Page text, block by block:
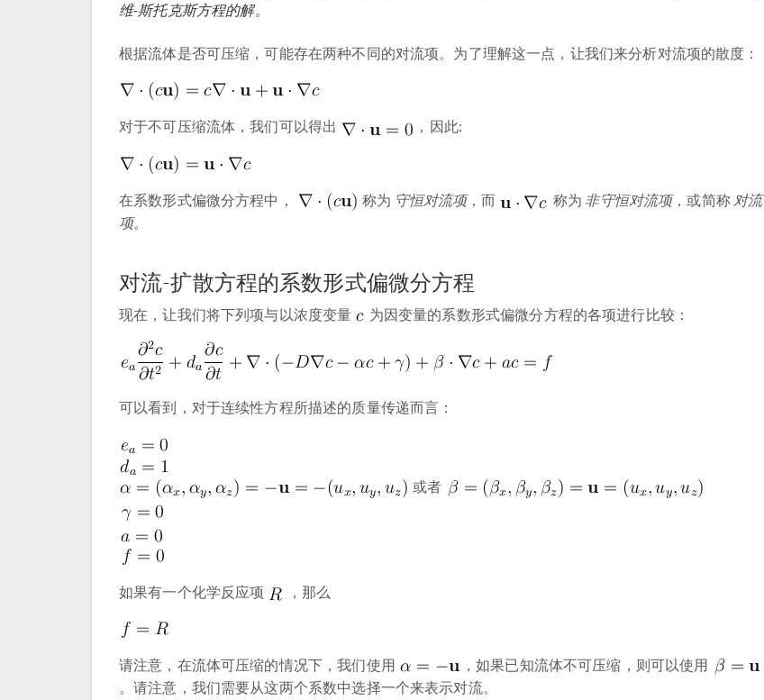
维-斯托克斯方程的解。
根据流体是否可压缩，可能存在两种不同的对流项。为了理解这一点，让我们来分析对流项的散度：
对于不可压缩流体，我们可以得出 ，因此:
在系数形式偏微分方程中， 称为 守恒对流项，而 称为 非守恒对流项，或简称 对流
项。
对流-扩散方程的系数形式偏微分方程
现在，让我们将下列项与以浓度变量 为因变量的系数形式偏微分方程的各项进行比较：
可以看到，对于连续性方程所描述的质量传递而言：
或者
如果有一个化学反应项 ，那么
请注意，在流体可压缩的情况下，我们使用
，如果已知流体不可压缩，则可以使用
。请注意，我们需要从这两个系数中选择一个来表示对流。